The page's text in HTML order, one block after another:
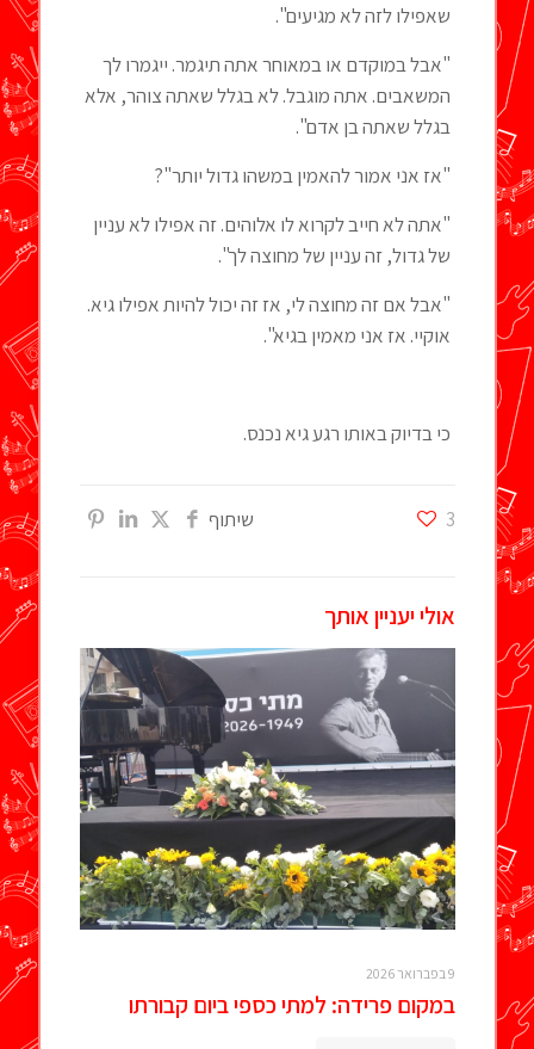
שאפילו לזה לא מגיעים".
"אבל במוקדם או במאוחר אתה תיגמר. ייגמרו לך
המשאבים. אתה מוגבל. לא בגלל שאתה צוהר, אלא
בגלל שאתה בן אדם".
"אז אני אמור להאמין במשהו גדול יותר"?
"אתה לא חייב לקרוא לו אלוהים. זה אפילו לא עניין
של גדול, זה עניין של מחוצה לך".
"אבל אם זה מחוצה לי, אז זה יכול להיות אפילו גיא.
אוקיי. אז אני מאמין בגיא".
כי בדיוק באותו רגע גיא נכנס.
שיתוף 3
אולי יעניין אותך
9 בפברואר 2026
במקום פרידה: למתי כספי ביום קבורתו